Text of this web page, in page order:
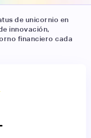
de unicornio en
innovación,
financiero cada